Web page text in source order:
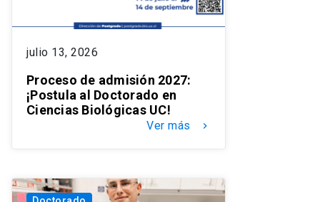
julio 13, 2026
Proceso de admisión 2027:
¡Postula al Doctorado en
Ciencias Biológicas UC!
Ver más keyboard_arrow_right